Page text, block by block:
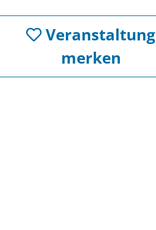
Veranstaltung
merken